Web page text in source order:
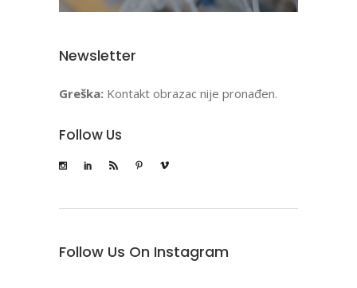
Newsletter
Greška: Kontakt obrazac nije pronađen.
Follow Us
Follow Us On Instagram